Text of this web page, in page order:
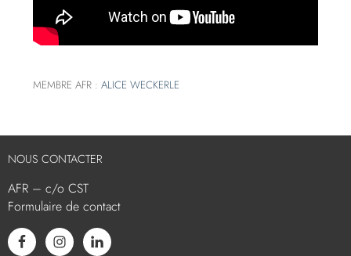
MEMBRE AFR :ALICE WECKERLE
NOUS CONTACTER
AFR – c/o CST
Formulaire de contact